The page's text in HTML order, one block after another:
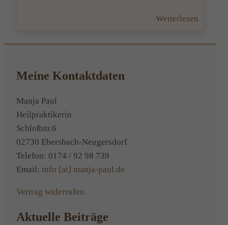
Weiterlesen
und
Meine Kontaktdaten
Manja Paul
Heilpraktikerin
Schloßstr.6
02730 Ebersbach-Neugersdorf
Telefon: 0174 / 92 98 739
Email: info [at] manja-paul.de
Vertrag widerrufen
Aktuelle Beiträge